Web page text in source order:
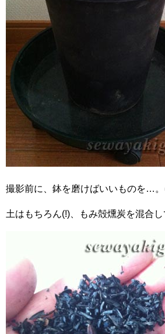
撮影前に、鉢を磨けばいいものを…。
土はもちろん(!)、もみ殻燻炭を混合し